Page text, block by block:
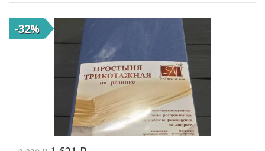
Размер
простыни
200х200
(на
резинке)
Производитель
АльВиТек
(Россия)
-32%